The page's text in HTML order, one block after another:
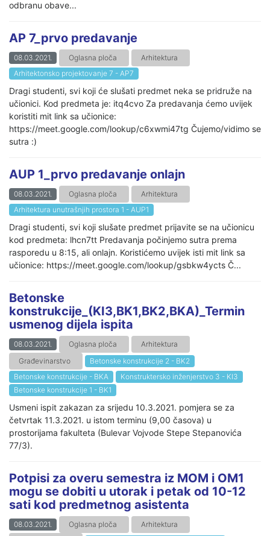
odbranu obave...
AP 7_prvo predavanje
08.03.2021. Oglasna ploča
Arhitektura
Arhitektonsko projektovanje 7 - AP7
Dragi studenti, svi koji će slušati predmet neka se pridruže na
učionici. Kod predmeta je: itq4cvo Za predavanja ćemo uvijek
koristiti mit link sa učionice:
https://meet.google.com/lookup/c6xwmi47tg Čujemo/vidimo se
sutra :)
AUP 1_prvo predavanje onlajn
08.03.2021. Oglasna ploča
Arhitektura
Arhitektura unutrašnjih prostora 1 - AUP1
Dragi studenti, svi koji slušate predmet prijavite se na učionicu
kod predmeta: lhcn7tt Predavanja počinjemo sutra prema
rasporedu u 8:15, ali onlajn. Koristićemo uvijek isti mit link sa
učionice: https://meet.google.com/lookup/gsbkw4ycts Č...
Betonske
konstrukcije_(KI3,BK1,BK2,BKA)_Termin
usmenog dijela ispita
08.03.2021. Oglasna ploča
Arhitektura
Građevinarstvo
Betonske konstrukcije 2 - BK2
Betonske konstrukcije - BKA
Konstruktersko inženjerstvo 3 - KI3
Betonske konstrukcije 1 - BK1
Usmeni ispit zakazan za srijedu 10.3.2021. pomjera se za
četvrtak 11.3.2021. u istom terminu (9,00 časova) u
prostorijama fakulteta (Bulevar Vojvode Stepe Stepanovića
77/3).
Potpisi za overu semestra iz MOM i OM1
mogu se dobiti u utorak i petak od 10-12
sati kod predmetnog asistenta
08.03.2021. Oglasna ploča
Arhitektura